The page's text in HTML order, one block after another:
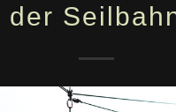
der